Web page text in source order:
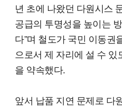
년 초에 나왔던 다원시스
공급의 투명성을 높이는
다”며 철도가 국민 이동권
으로서 제 자리에 설 수 있
을 약속했다.
앞서 납품 지연 문제로 다